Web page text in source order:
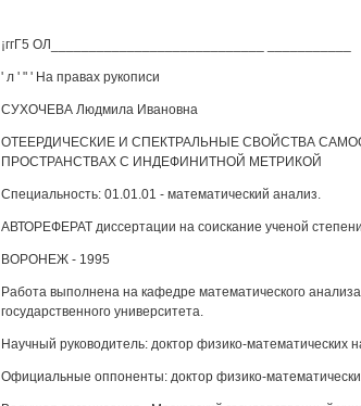
¡ггГ5 ОЛ____________________________ ___________
' л ' " ' На правах рукописи
СУХОЧЕВА Людмила Ивановна
ОТЕЕРДИЧЕСКИЕ И СПЕКТРАЛЬНЫЕ СВОЙСТВА
ПРОСТРАНСТВАХ С ИНДЕФИНИТНОЙ МЕТРИКОЙ
Специальность: 01.01.01 - математический анализ.
АВТОРЕФЕРАТ диссертации на соискание ученой
ВОРОНЕЖ - 1995
Работа выполнена на кафедре математического
государственного университета.
Научный руководитель: доктор физико-математических
Официальные оппоненты: доктор физико-